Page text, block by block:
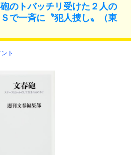
砲のトバッチリ受けた２人の
で一斉に〝犯人捜し〟（東
ト